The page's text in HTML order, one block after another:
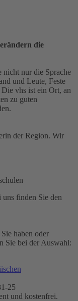
die
nicht nur die Sprache
und Leute, Feste
vhs ist ein Ort, an
zu guten
der Region. Wir
finden Sie den
haben oder
Sie bei der Auswahl:
25
und kostenfrei.